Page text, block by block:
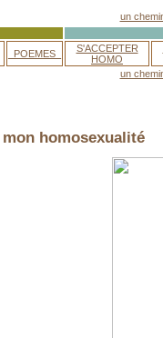
_POEMES_
S'ACCEPTER
HOMO
mon homosexualité